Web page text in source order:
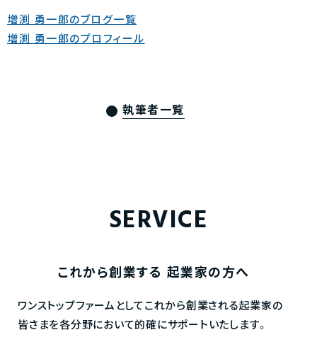
増渕 勇一郎のブログ一覧
増渕 勇一郎のプロフィール
執筆者一覧
SERVICE
これから創業する 起業家の方へ
ワンストップファームとしてこれから創業される起業家の
皆さまを各分野において的確にサポートいたします。